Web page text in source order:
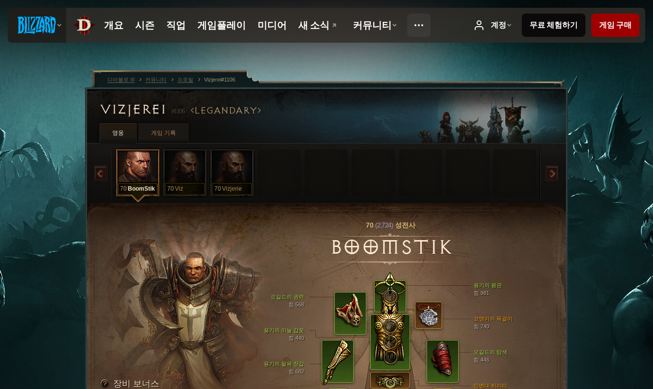
VIZJEREI #1106 LEGANDARY
영웅 게임 기록
70 BoomStik 70Viz 70Vizjerie
70 (2,724)성전사
BOOMSTIK
용기의 왕관
힘 981
용기의 미늘 갑옷
힘 440
용기의 팔목 장갑
힘 682
오길드의 권력
힘 568
오길드의 탐색
힘 446
민병대 허리띠
꼬맹이의 목걸이
힘 740
장비 보너스
디아블로 III 커뮤니티 프로필 Vizjerei#1106